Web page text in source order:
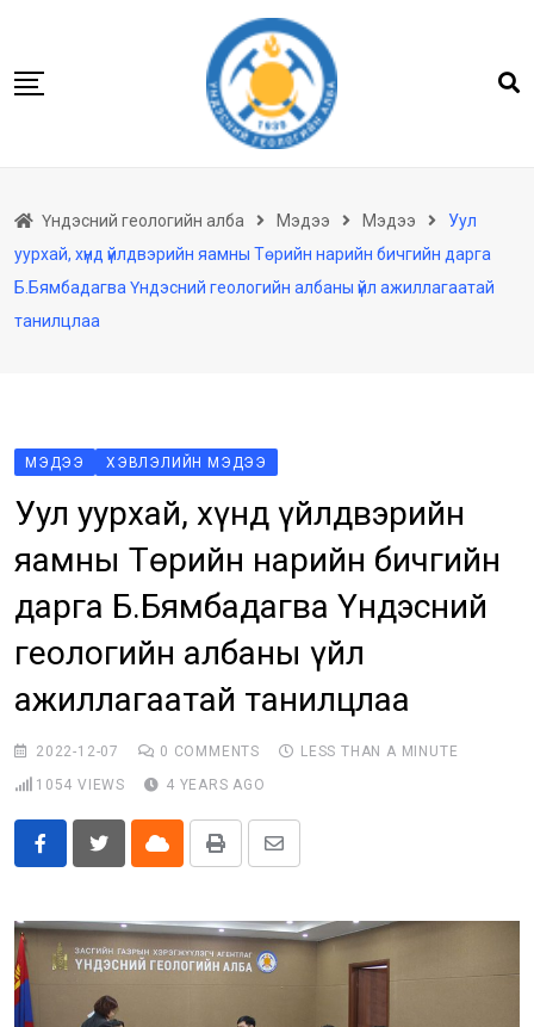
content
Бидний тухай
Ил тод байдал
Танин мэдэхүй
Бусад
E-Zasag.mn
Үндэсний геологийн алба Мэдээ Мэдээ
Уул
уурхай, хүнд үйлдвэрийн яамны Төрийн нарийн бичгийн дарга
Б.Бямбадагва Үндэсний геологийн албаны үйл ажиллагаатай
танилцлаа
МЭДЭЭ ХЭВЛЭЛИЙН МЭДЭЭ
Уул уурхай, хүнд үйлдвэрийн
яамны Төрийн нарийн бичгийн
дарга Б.Бямбадагва Үндэсний
геологийн албаны үйл
ажиллагаатай танилцлаа
2022-12-07 0 COMMENTS
LESS THAN A MINUTE
1054 VIEWS 4 YEARS AGO
Cloud Print
Share
Email